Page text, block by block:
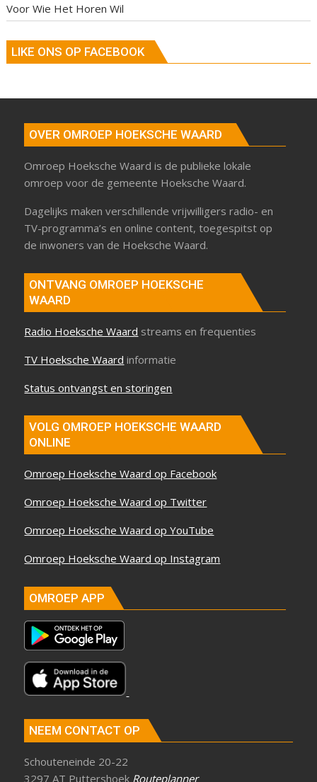
Voor Wie Het Horen Wil
LIKE ONS OP FACEBOOK
OVER OMROEP HOEKSCHE WAARD
Omroep Hoeksche Waard is de publieke lokale
omroep voor de gemeente Hoeksche Waard.
Dagelijks maken verschillende vrijwilligers radio- en
TV-programma’s en online content, toegespitst op
de inwoners van de Hoeksche Waard.
ONTVANG OMROEP HOEKSCHE
WAARD
Radio Hoeksche Waard streams en frequenties
TV Hoeksche Waard informatie
Status ontvangst en storingen
VOLG OMROEP HOEKSCHE WAARD
ONLINE
Omroep Hoeksche Waard op Facebook
Omroep Hoeksche Waard op Twitter
Omroep Hoeksche Waard op YouTube
Omroep Hoeksche Waard op Instagram
OMROEP APP
NEEM CONTACT OP
Schouteneinde 20-22
3297 AT Puttershoek Routeplanner